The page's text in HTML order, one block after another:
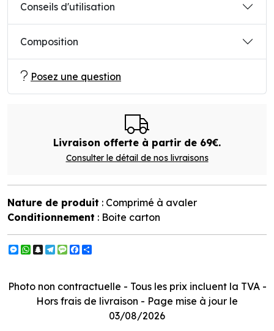
Conseils d'utilisation
Composition
Posez une question
Livraison offerte à partir de 69€.
Consulter le détail de nos livraisons
Nature de produit : Comprimé à avaler
Conditionnement : Boite carton
Messenger
WhatsApp
Snapchat
Telegram
Message
Facebook
Photo non contractuelle - Tous les prix incluent la TVA -
Hors frais de livraison - Page mise à jour le
03/08/2026